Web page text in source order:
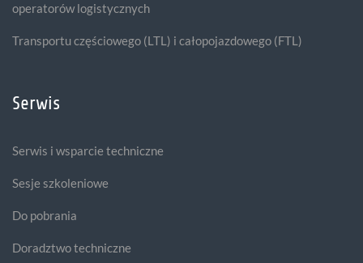
operatorów logistycznych
Transportu częściowego (LTL) i całopojazdowego (FTL)
Serwis
Serwis i wsparcie techniczne
Sesje szkoleniowe
Do pobrania
Doradztwo techniczne